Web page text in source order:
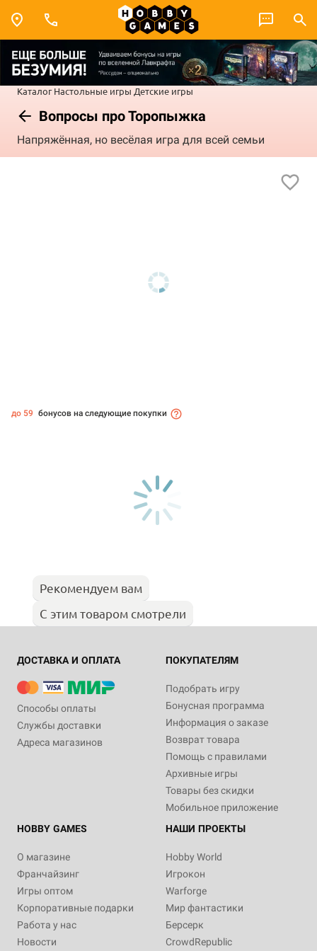
Каталог Настольные игры Детские игры
Вопросы про Торопыжка
Напряжённая, но весёлая игра для всей семьи
до 59 бонусов на следующие покупки
Рекомендуем вам
С этим товаром смотрели
ДОСТАВКА И ОПЛАТА
Способы оплаты
Службы доставки
Адреса магазинов
ПОКУПАТЕЛЯМ
Подобрать игру
Бонусная программа
Информация о заказе
Возврат товара
Помощь с правилами
Архивные игры
Товары без скидки
Мобильное приложение
HOBBY GAMES
О магазине
Франчайзинг
Игры оптом
Корпоративные подарки
Работа у нас
Новости
НАШИ ПРОЕКТЫ
Hobby World
Игрокон
Warforge
Мир фантастики
Берсерк
CrowdRepublic